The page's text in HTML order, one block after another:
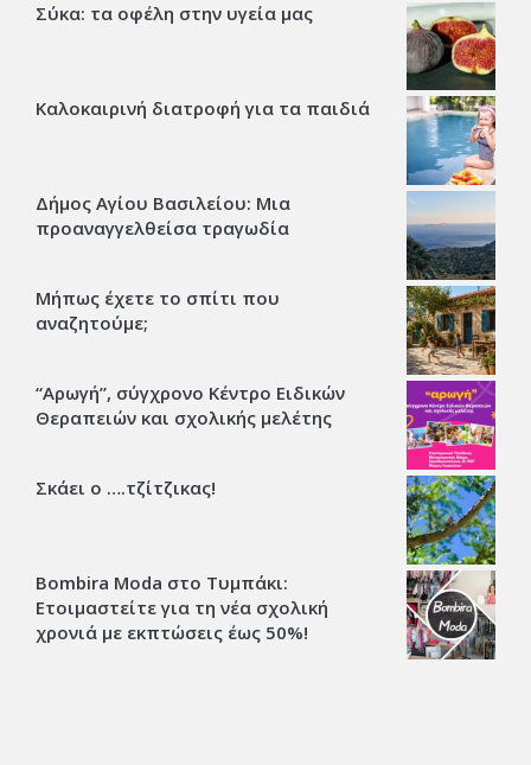
Σύκα: τα οφέλη στην υγεία μας
Καλοκαιρινή διατροφή για τα παιδιά
Δήμος Αγίου Βασιλείου: Μια
προαναγγελθείσα τραγωδία
Μήπως έχετε το σπίτι που
αναζητούμε;
“Αρωγή”, σύγχρονο Κέντρο Ειδικών
Θεραπειών και σχολικής μελέτης
Σκάει ο ….τζίτζικας!
Bombira Moda στο Τυμπάκι:
Ετοιμαστείτε για τη νέα σχολική
χρονιά με εκπτώσεις έως 50%!